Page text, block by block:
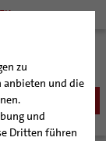
zu
anbieten und die
und
Dritten führen